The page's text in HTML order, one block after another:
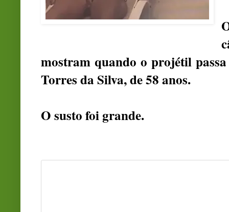
mostram quando o projétil
Torres da Silva, de 58 anos.
O susto foi grande.